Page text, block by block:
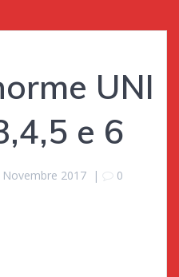
UNI
e 6
Novembre 2017| 0